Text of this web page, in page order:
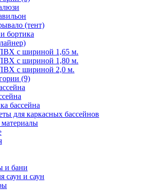
(тент)
бортика
с шириной 1,65 м.
с шириной 1,80 м.
с шириной 2,0 м.
(9)
бассейна
для каркасных бассейнов
и бани
саун и саун